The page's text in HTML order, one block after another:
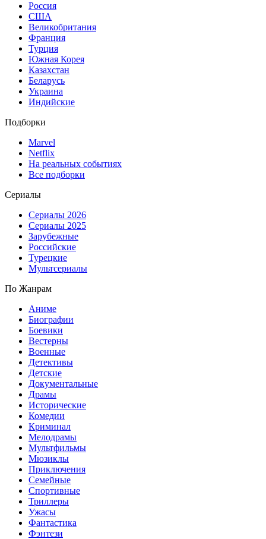
Россия
США
Великобритания
Франция
Турция
Южная Корея
Казахстан
Беларусь
Украина
Индийские
Подборки
Marvel
Netflix
На реальных событиях
Все подборки
Сериалы
Сериалы 2026
Сериалы 2025
Зарубежные
Российские
Турецкие
Мультсериалы
По Жанрам
Аниме
Биографии
Боевики
Вестерны
Военные
Детективы
Детские
Документальные
Драмы
Исторические
Комедии
Криминал
Мелодрамы
Мультфильмы
Мюзиклы
Приключения
Семейные
Спортивные
Триллеры
Ужасы
Фантастика
Фэнтези